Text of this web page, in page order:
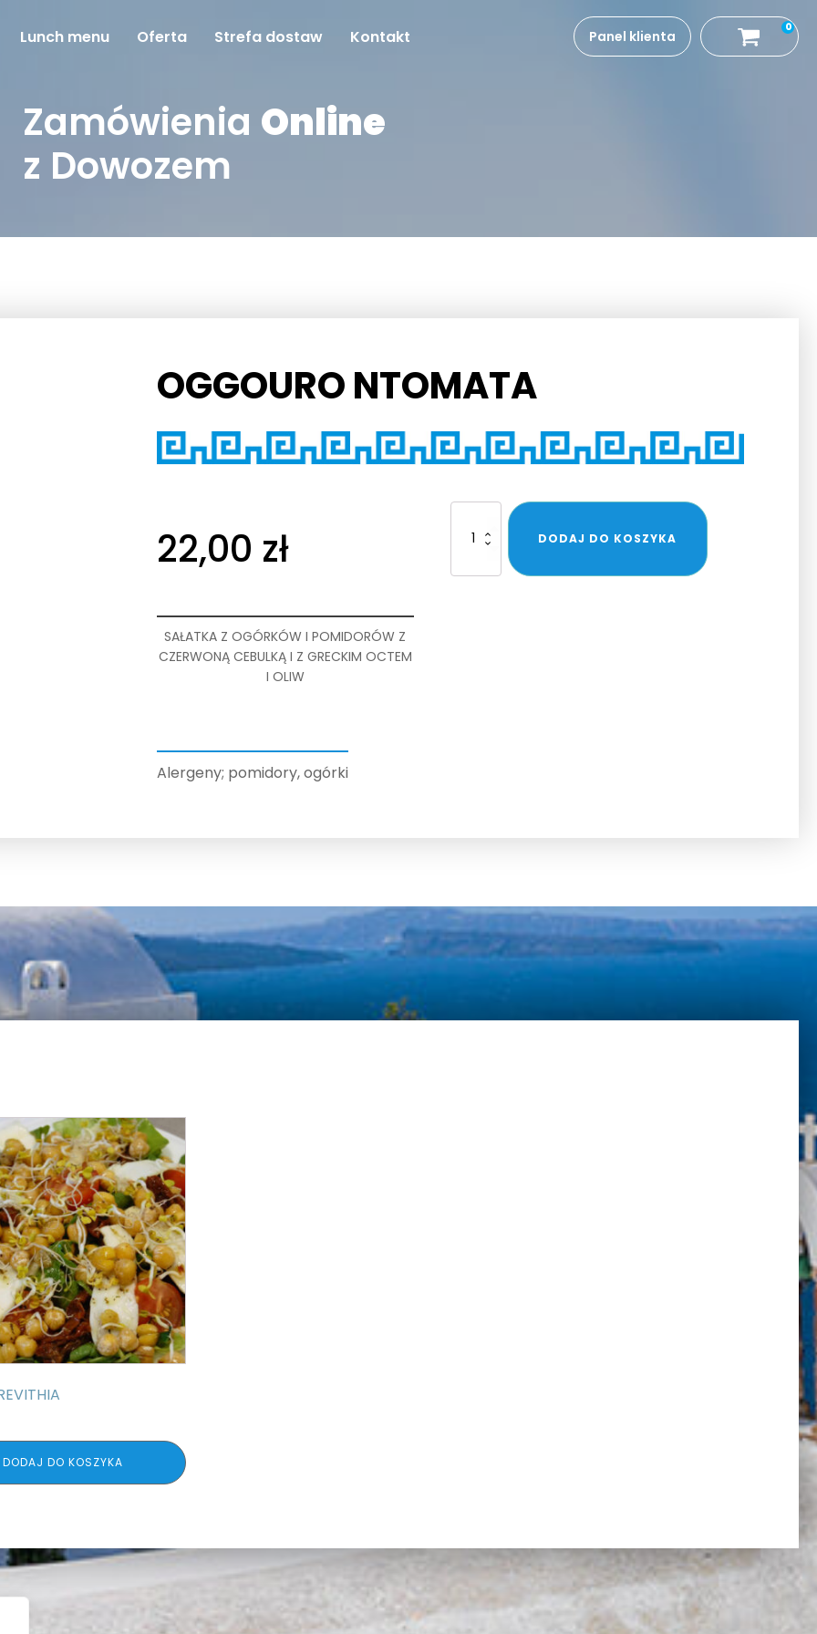
Lunch menu Oferta Strefa dostaw Kontakt Panel klienta
0
Zamówienia Online
z Dowozem
OGGOURO NTOMATA
22,00 zł
SAŁATKA Z OGÓRKÓW I POMIDORÓW Z
CZERWONĄ CEBULKĄ I Z GRECKIM OCTEM
I OLIW
Alergeny; pomidory, ogórki
OGGOURO
DODAJ DO KOSZYKA
DODAJ DO KOSZYKA